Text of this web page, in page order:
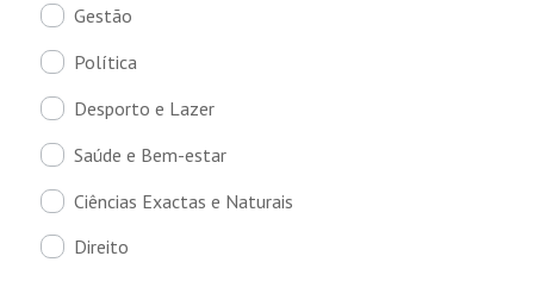
Gestão
Política
Desporto e Lazer
Saúde e Bem-estar
Ciências Exactas e Naturais
Direito